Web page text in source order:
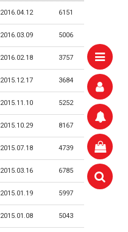
2016.04.12 6151
2016.03.09 5006
2016.02.18 3757
2015.12.17 3684
2015.11.10 5252
2015.10.29 8167
2015.07.18 4739
2015.03.16 6785
2015.01.19 5997
2015.01.08 5043